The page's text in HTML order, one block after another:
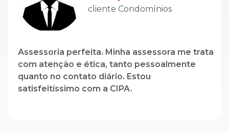
cliente Condomínios
Assessoria perfeita. Minha assessora me trata
com atenção e ética, tanto pessoalmente
quanto no contato diário. Estou
satisfeitíssimo com a CIPA.